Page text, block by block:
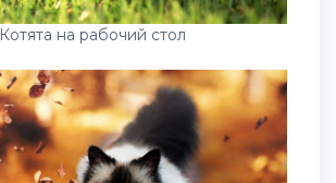
Котята на рабочий стол